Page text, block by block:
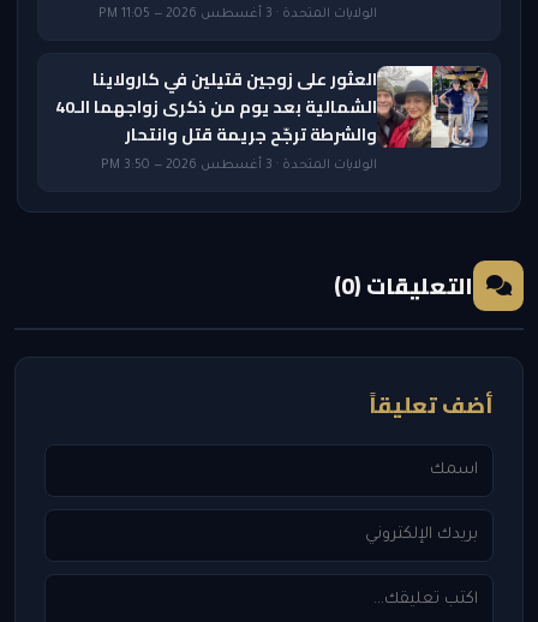
الولايات المتحدة · 3 أغسطس 2026 — 11:05 PM
العثور على زوجين قتيلين في كارولاينا
الشمالية بعد يوم من ذكرى زواجهما الـ40
والشرطة ترجّح جريمة قتل وانتحار
الولايات المتحدة · 3 أغسطس 2026 — 3:50 PM
التعليقات (0)
أضف تعليقاً